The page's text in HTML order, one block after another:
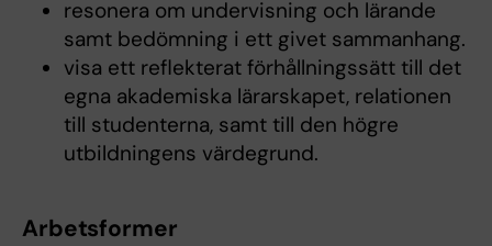
resonera om undervisning och lärande
samt bedömning i ett givet sammanhang.
visa ett reflekterat förhållningssätt till det
egna akademiska lärarskapet, relationen
till studenterna, samt till den högre
utbildningens värdegrund.
Arbetsformer